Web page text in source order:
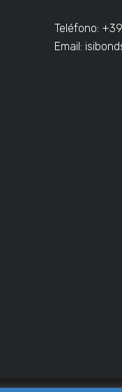
Teléfono:
Email: